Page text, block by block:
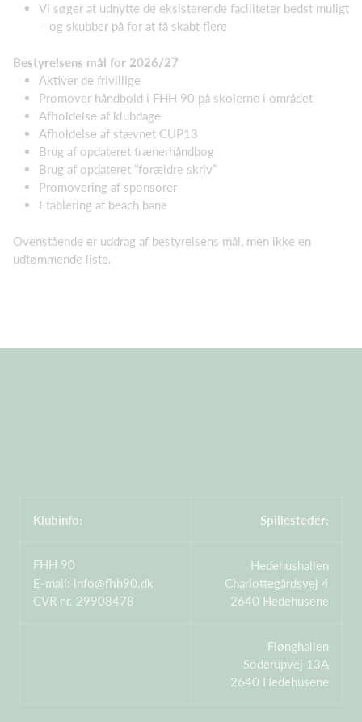
Vi søger at udnytte de eksisterende faciliteter bedst muligt
– og skubber på for at få skabt flere
Bestyrelsens mål for 2026/27
Aktiver de frivillige
Promover håndbold i FHH 90 på skolerne i området
Afholdelse af klubdage
Afholdelse af stævnet CUP13
Brug af opdateret trænerhåndbog
Brug af opdateret ”forældre skriv”
Promovering af sponsorer
Etablering af beach bane
Ovenstående er uddrag af bestyrelsens mål, men ikke en
udtømmende liste.
Klubinfo: Spillesteder:
FHH 90
E-mail: info@fhh90.dk
CVR nr. 29908478
Hedehushallen
Charlottegårdsvej 4
2640 Hedehusene
Flønghallen
Soderupvej 13A
2640 Hedehusene